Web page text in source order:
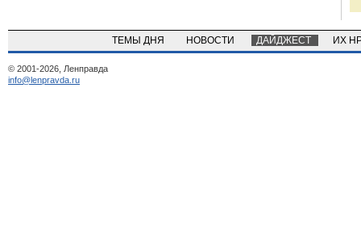
ТЕМЫ ДНЯ НОВОСТИ ДАЙДЖЕСТ ИХ
© 2001-2026, Ленправда
info@lenpravda.ru